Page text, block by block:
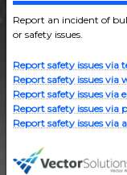
Report an incident of
or safety issues.
Report safety issues via
Report safety issues via
Report safety issues via
Report safety issues via
Report safety issues via